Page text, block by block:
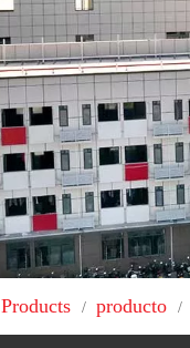
Products / producto /